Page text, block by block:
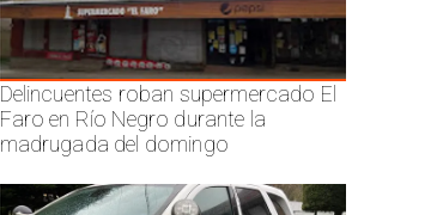
Delincuentes roban supermercado El
Faro en Río Negro durante la
madrugada del domingo